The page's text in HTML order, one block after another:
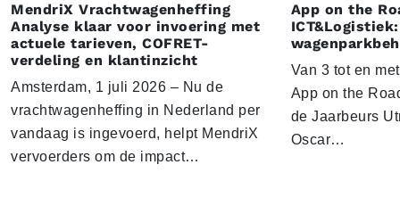
MendriX Vrachtwagenheffing
Analyse klaar voor invoering met
actuele tarieven, COFRET-
verdeling en klantinzicht
Amsterdam, 1 juli 2026 – Nu de
vrachtwagenheffing in Nederland per
vandaag is ingevoerd, helpt MendriX
vervoerders om de impact…
App on the
Van 3 tot en
App on the
de Jaarbeurs
Oscar…